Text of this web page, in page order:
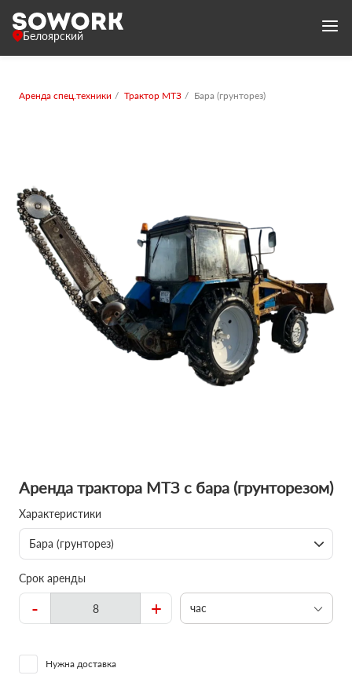
Белоярский
Аренда спец.техники Трактор МТЗ Бара (грунторез)
Аренда трактора МТЗ с бара (грунторезом)
Характеристики
Бара (грунторез)
Срок аренды
- + час
Нужна доставка